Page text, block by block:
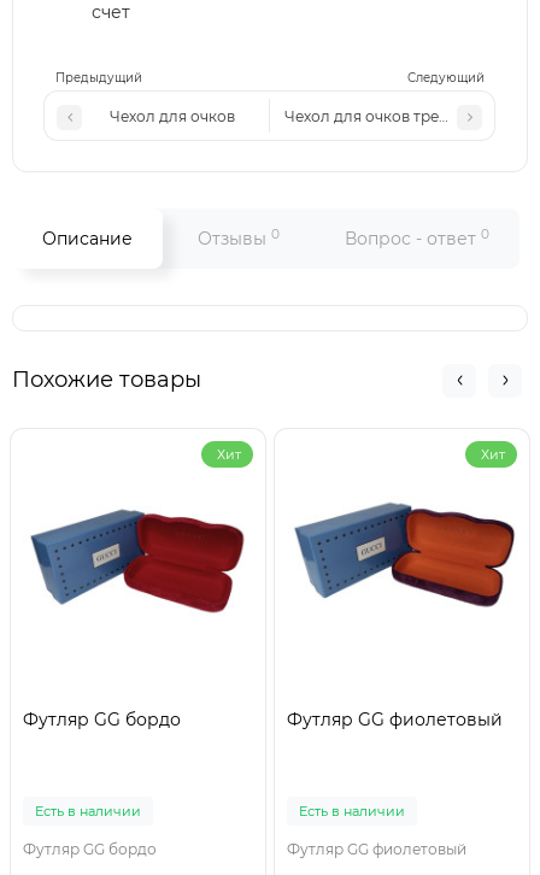
Предыдущий Следующий
Чехол для очков Чехол для очков треугольник
счет
Описание Отзывы 0 Вопрос - ответ 0
Похожие товары
Хит
Футляр GG бордо
Есть в наличии
Футляр GG бордо
Хит
Футляр GG фиолетовый
Есть в наличии
Футляр GG фиолетовый